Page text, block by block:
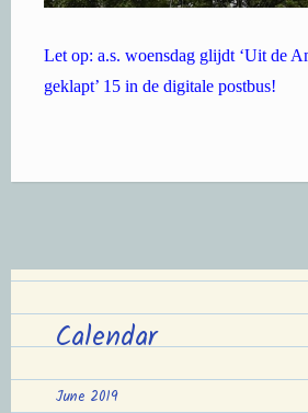
Let op: a.s. woensdag glijdt ‘Uit de
geklapt’ 15 in de digitale postbus!
Calendar
June 2019